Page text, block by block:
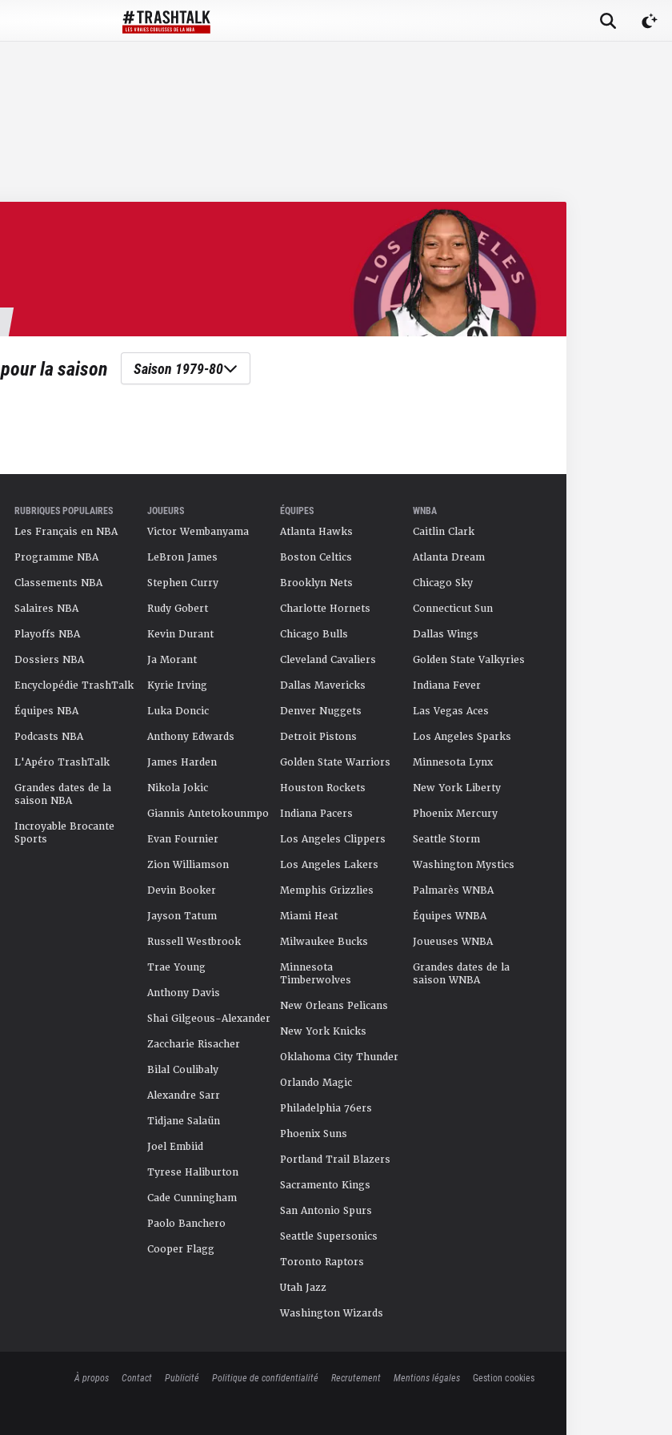
pour la saison Saison 1979-80
RUBRIQUES POPULAIRES
Les Français en NBA
Programme NBA
Classements NBA
Salaires NBA
Playoffs NBA
Dossiers NBA
Encyclopédie TrashTalk
Équipes NBA
Podcasts NBA
L'Apéro TrashTalk
Grandes dates de la
saison NBA
Incroyable Brocante
Sports
JOUEURS
Victor Wembanyama
LeBron James
Stephen Curry
Rudy Gobert
Kevin Durant
Ja Morant
Kyrie Irving
Luka Doncic
Anthony Edwards
James Harden
Nikola Jokic
Giannis Antetokounmpo
Evan Fournier
Zion Williamson
Devin Booker
Jayson Tatum
Russell Westbrook
Trae Young
Anthony Davis
Shai Gilgeous-Alexander
Zaccharie Risacher
Bilal Coulibaly
Alexandre Sarr
Tidjane Salaün
Joel Embiid
Tyrese Haliburton
Cade Cunningham
Paolo Banchero
Cooper Flagg
ÉQUIPES
Atlanta Hawks
Boston Celtics
Brooklyn Nets
Charlotte Hornets
Chicago Bulls
Cleveland Cavaliers
Dallas Mavericks
Denver Nuggets
Detroit Pistons
Golden State Warriors
Houston Rockets
Indiana Pacers
Los Angeles Clippers
Los Angeles Lakers
Memphis Grizzlies
Miami Heat
Milwaukee Bucks
Minnesota
Timberwolves
New Orleans Pelicans
New York Knicks
Oklahoma City Thunder
Orlando Magic
Philadelphia 76ers
Phoenix Suns
Portland Trail Blazers
Sacramento Kings
San Antonio Spurs
Seattle Supersonics
Toronto Raptors
Utah Jazz
Washington Wizards
WNBA
Caitlin Clark
Atlanta Dream
Chicago Sky
Connecticut Sun
Dallas Wings
Golden State Valkyries
Indiana Fever
Las Vegas Aces
Los Angeles Sparks
Minnesota Lynx
New York Liberty
Phoenix Mercury
Seattle Storm
Washington Mystics
Palmarès WNBA
Équipes WNBA
Joueuses WNBA
Grandes dates de la
saison WNBA
À propos Contact Publicité Politique de confidentialité Recrutement Mentions légales Gestion cookies